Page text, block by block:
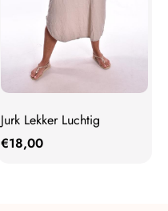
Jurk Lekker Luchtig
€18,00